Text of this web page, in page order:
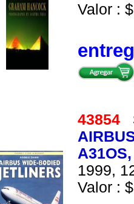
Valor :
43854
1999,
Valor :